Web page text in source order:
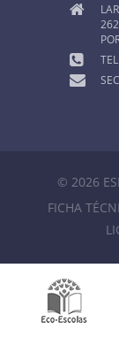
© 2026
FICHA